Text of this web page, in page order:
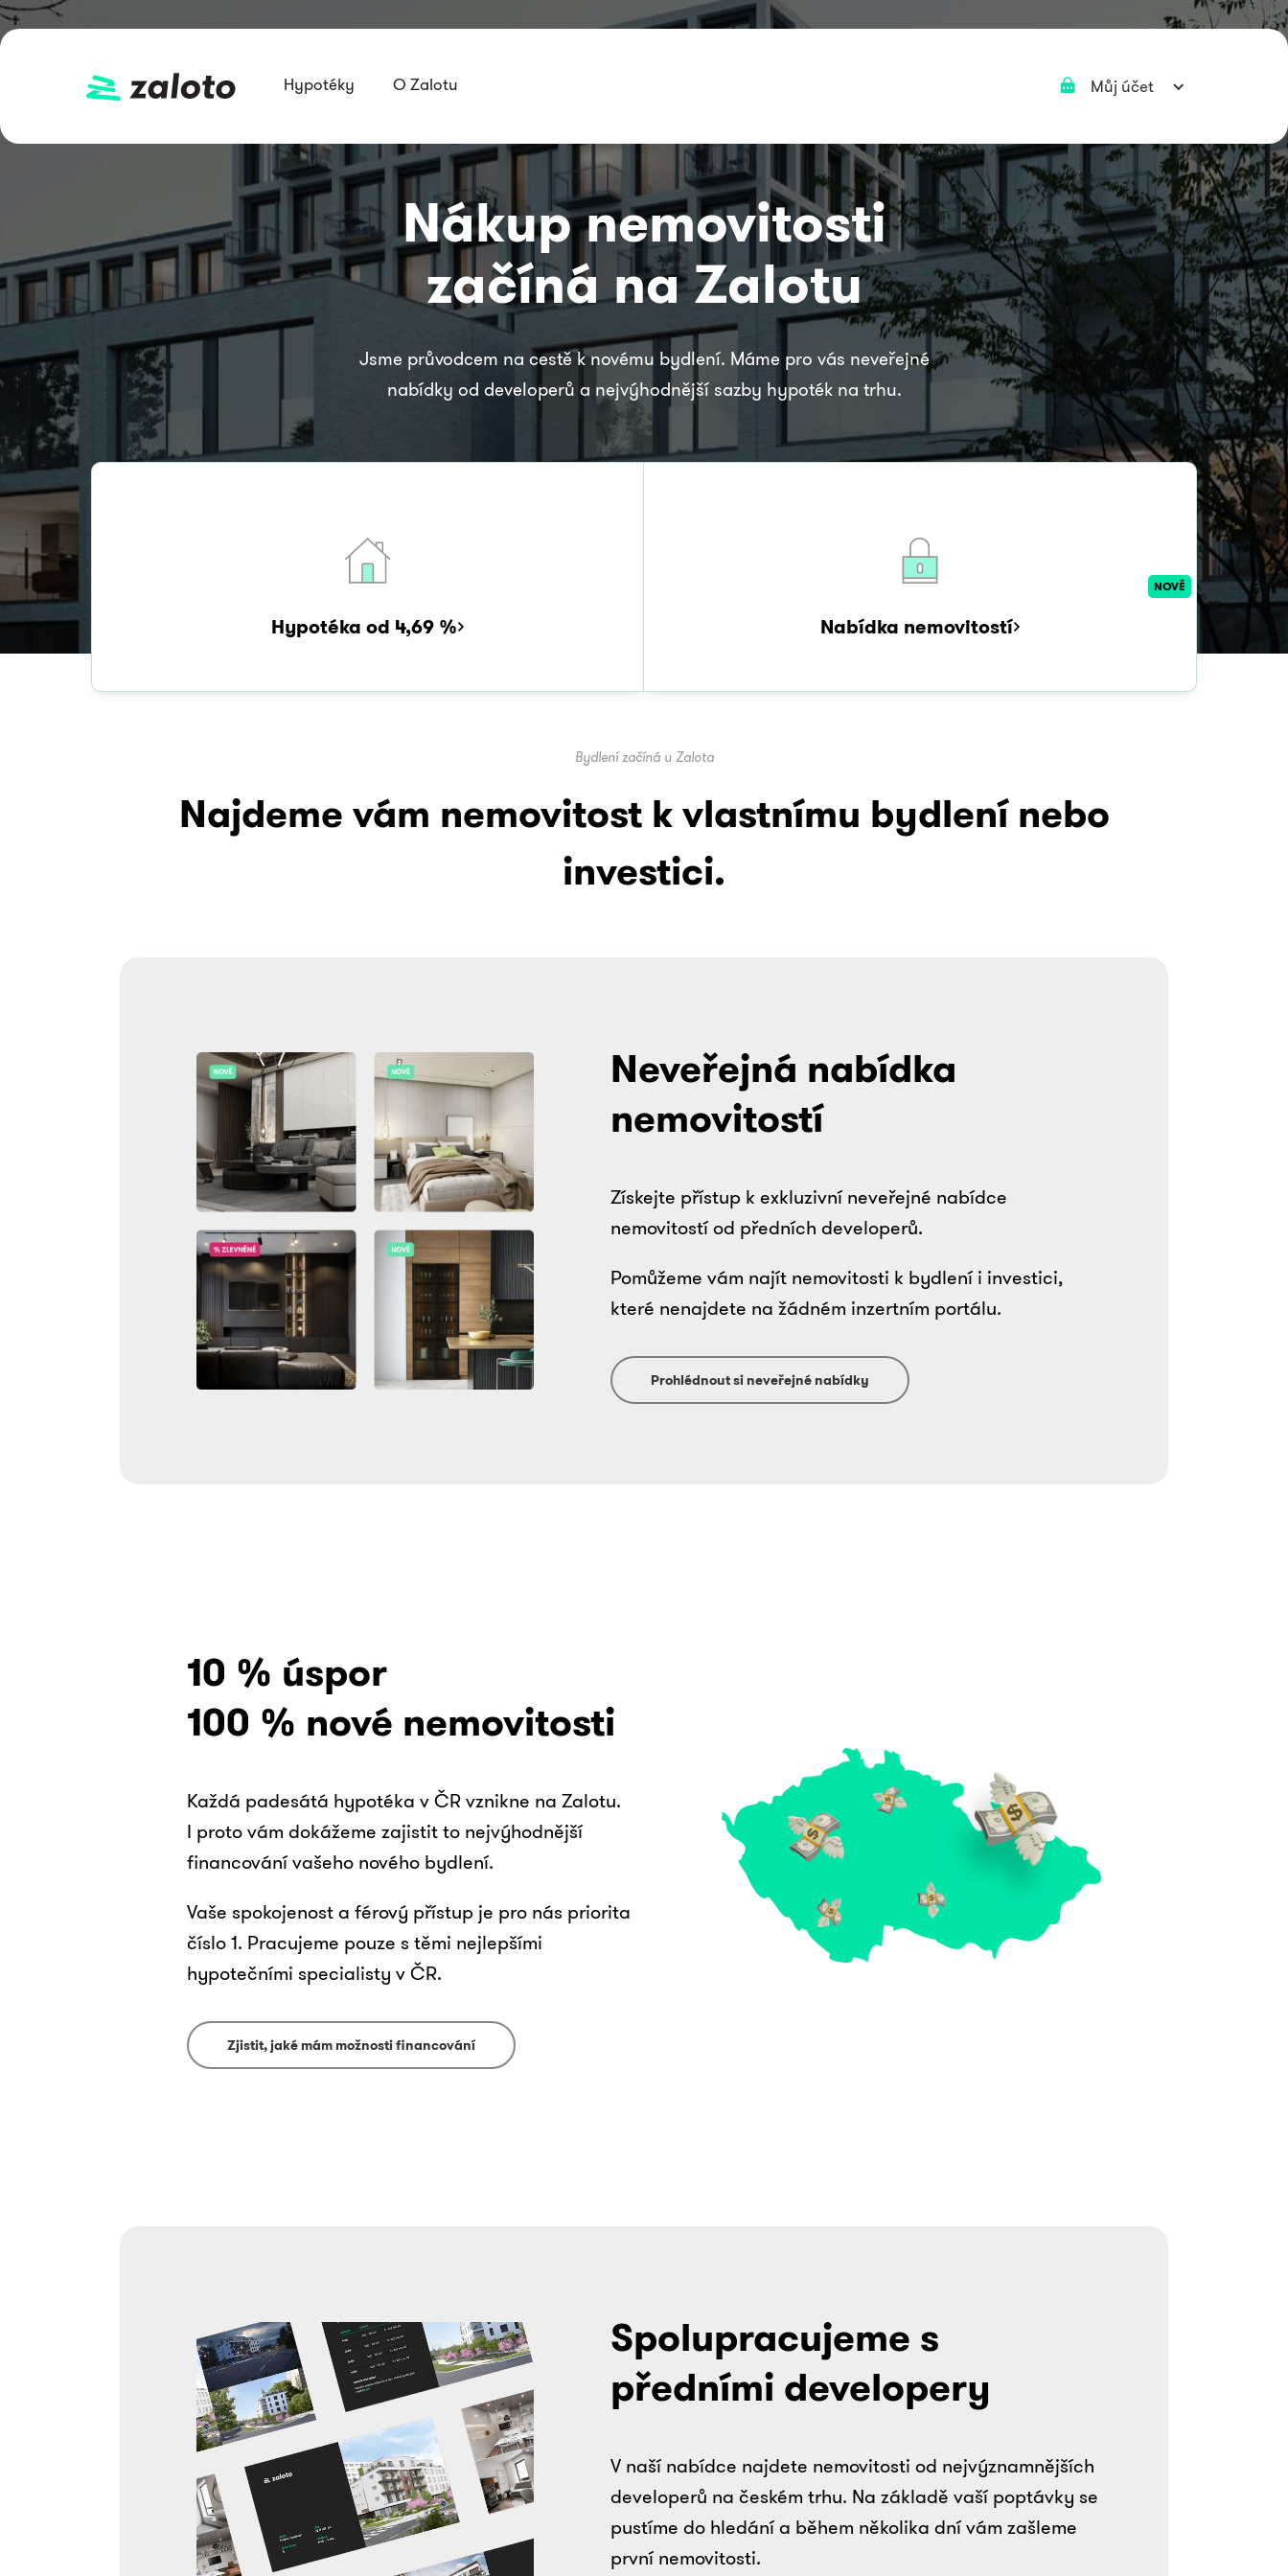
Hypotéky O Zalotu Můj účet
Nákup nemovitosti
začíná na Zalotu
Jsme průvodcem na cestě k novému bydlení. Máme pro vás neveřejné
nabídky od developerů a nejvýhodnější sazby hypoték na trhu.
Hypotéka od 4,69 % Nabídka nemovitostí
NOVĚ
Bydlení začíná u Zalota
Najdeme vám nemovitost k vlastnímu bydlenínebo
investici.
Neveřejná nabídka
nemovitostí
Získejte přístup k exkluzivní neveřejné nabídce
nemovitostí od předních developerů.
Pomůžeme vám najít nemovitosti k bydlení i investici,
které nenajdete na žádném inzertním portálu.
Prohlédnout si neveřejné nabídky
10 % úspor
100 % nové nemovitosti
Každá padesátá hypotéka v ČR vznikne na Zalotu.
I proto vám dokážeme zajistit to nejvýhodnější
financování vašeho nového bydlení.
Vaše spokojenost a férový přístup je pro nás priorita
číslo 1. Pracujeme pouze s těmi nejlepšími
hypotečními specialisty v ČR.
Zjistit, jaké mám možnosti financování
Spolupracujeme s
předními developery
V naší nabídce najdete nemovitosti od nejvýznamnějších
developerů na českém trhu. Na základě vaší poptávky se
pustíme do hledání a během několika dní vám zašleme
první nemovitosti.